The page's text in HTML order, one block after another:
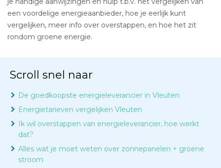
een voordelige energieaanbieder, hoe je eerlijk kunt
vergelijken, meer info over overstappen, en hoe het zit
rondom groene energie.
Scroll snel naar
De goedkoopste energieleverancier in Vleuten
Energietarieven vergelijken Vleuten
Ik wil overstappen van energieleverancier, hoe werkt
dat?
Alles wat je moet weten over zonnepanelen + groene
stroom